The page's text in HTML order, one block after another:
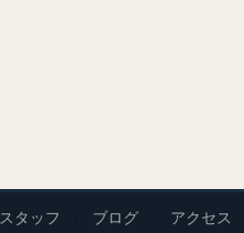
スタッフ ブログ アクセス